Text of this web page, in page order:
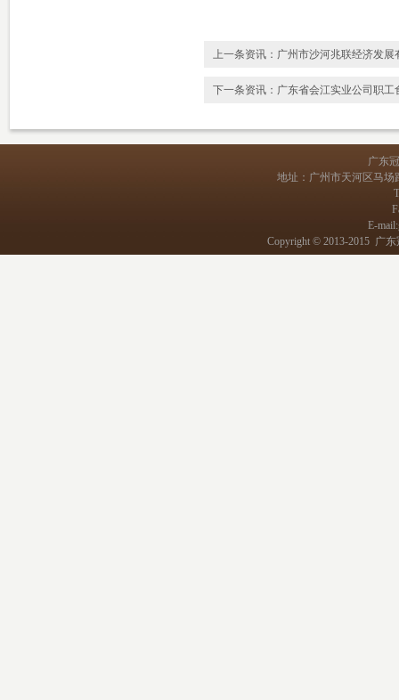
上一条资讯： 广州市沙河兆联经济发展
下一条资讯： 广东省会江实业公司职
广东
地址：广州市天河区马场
E-
Copyright © 2013-2015 广